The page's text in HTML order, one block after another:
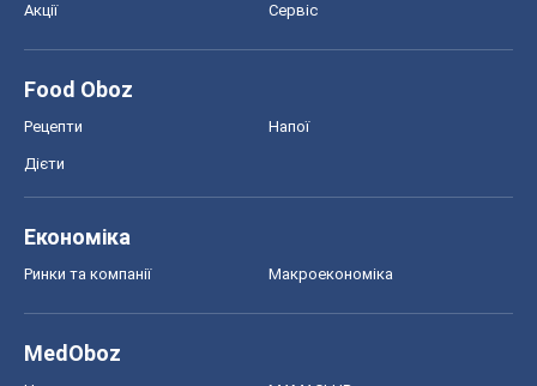
Акції Сервіс
Food Oboz
Рецепти Напої
Дієти
Економіка
Ринки та компанії Макроекономіка
MedOboz